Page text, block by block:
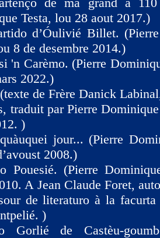
Testa, lou 28 aout 2017.)
d’Óulivié Billet.
8 de desembre 2014.)
'n Carèmo. (Pierre
2022.)
de Frère Danick
traduit par Pierre
)
jour... (Pierre
2008.)
Pouesié. (Pierre
A Jean Claude Foret,
de literaturo à la
)
Gorlié de Castèu-